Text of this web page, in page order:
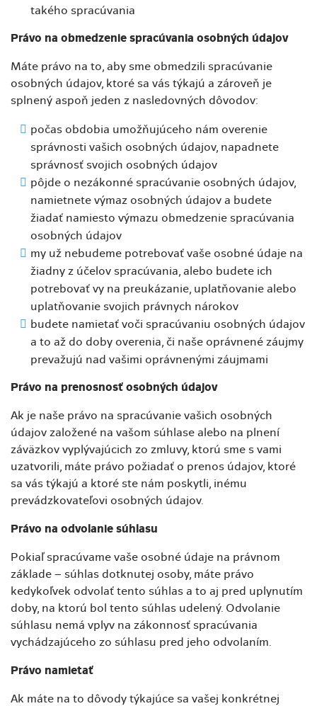
takého spracúvania
Právo na obmedzenie spracúvania osobných údajov
Máte právo na to, aby sme obmedzili spracúvanie
osobných údajov, ktoré sa vás týkajú a zároveň je
splnený aspoň jeden z nasledovných dôvodov:
počas obdobia umožňujúceho nám overenie
správnosti vašich osobných údajov, napadnete
správnosť svojich osobných údajov
pôjde o nezákonné spracúvanie osobných údajov,
namietnete výmaz osobných údajov a budete
žiadať namiesto výmazu obmedzenie spracúvania
osobných údajov
my už nebudeme potrebovať vaše osobné údaje na
žiadny z účelov spracúvania, alebo budete ich
potrebovať vy na preukázanie, uplatňovanie alebo
uplatňovanie svojich právnych nárokov
budete namietať voči spracúvaniu osobných údajov
a to až do doby overenia, či naše oprávnené záujmy
prevažujú nad vašimi oprávnenými záujmami
Právo na prenosnosť osobných údajov
Ak je naše právo na spracúvanie vašich osobných
údajov založené na vašom súhlase alebo na plnení
záväzkov vyplývajúcich zo zmluvy, ktorú sme s vami
uzatvorili, máte právo požiadať o prenos údajov, ktoré
sa vás týkajú a ktoré ste nám poskytli, inému
prevádzkovateľovi osobných údajov.
Právo na odvolanie súhlasu
Pokiaľ spracúvame vaše osobné údaje na právnom
základe – súhlas dotknutej osoby, máte právo
kedykoľvek odvolať tento súhlas a to aj pred uplynutím
doby, na ktorú bol tento súhlas udelený. Odvolanie
súhlasu nemá vplyv na zákonnosť spracúvania
vychádzajúceho zo súhlasu pred jeho odvolaním.
Právo namietať
Ak máte na to dôvody týkajúce sa vašej konkrétnej